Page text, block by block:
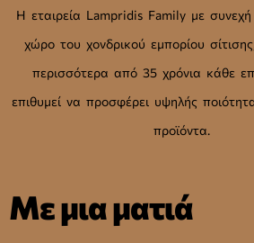
Η εταιρεία Lampridis Family με
χώρο του χονδρικού εμπορίου
περισσότερα από 35 χρόνια κάθε
επιθυμεί να προσφέρει υψηλής
προϊόντα.
Με μια ματιά